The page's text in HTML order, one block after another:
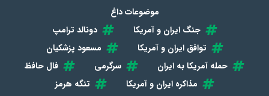
موضوعات داغ
جنگ ایران و آمریکا
دونالد ترامپ
توافق ایران و آمریکا
مسعود پزشکیان
حمله آمریکا به ایران
سرگرمی
فال حافظ
مذاکره ایران و آمریکا
تنگه هرمز